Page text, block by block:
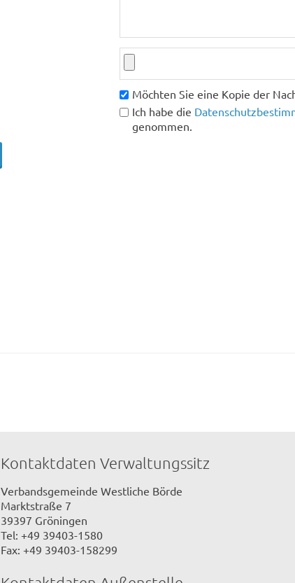
Möchten Sie eine Kopie der
Ich habe die
genommen.
Kontaktdaten Verwaltungssitz
Verbandsgemeinde Westliche Börde
Marktstraße 7
39397 Gröningen
Tel: +49 39403-1580
Fax: +49 39403-158299